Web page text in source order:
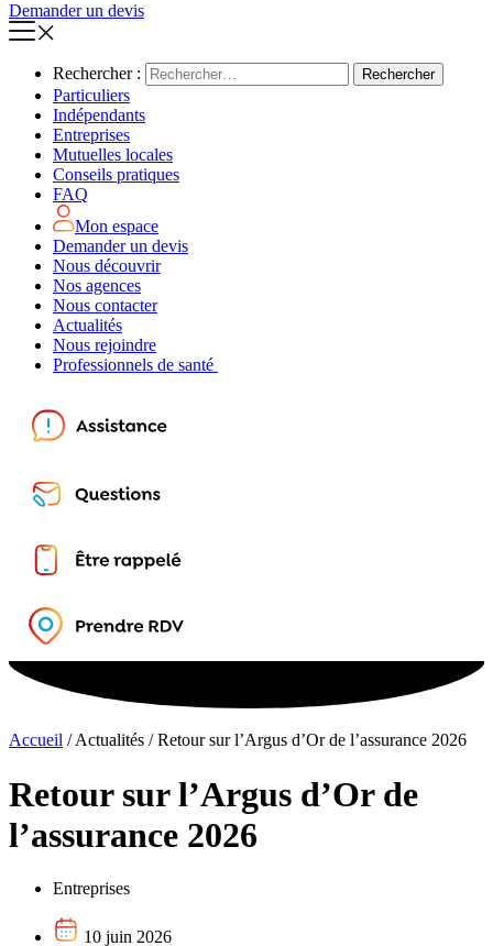
Demander un devis
Rechercher :
Particuliers
Indépendants
Entreprises
Mutuelles locales
Conseils pratiques
FAQ
Mon espace
Demander un devis
Nous découvrir
Nos agences
Nous contacter
Actualités
Nous rejoindre
Professionnels de santé
Accueil /Actualités /Retour sur l’Argus d’Or de l’assurance 2026
Retour sur l’Argus d’Or de
l’assurance 2026
Entreprises
10 juin 2026